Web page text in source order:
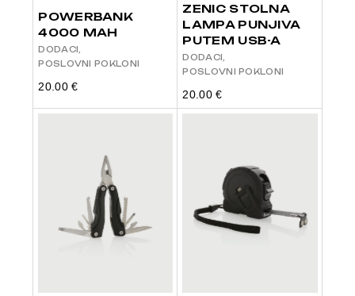
POWERBANK
4000 MAH
DODACI
POSLOVNI POKLONI
20.00€
ZENIC STOLNA
LAMPA PUNJIVA
PUTEM USB-A
DODACI
POSLOVNI POKLONI
20.00€